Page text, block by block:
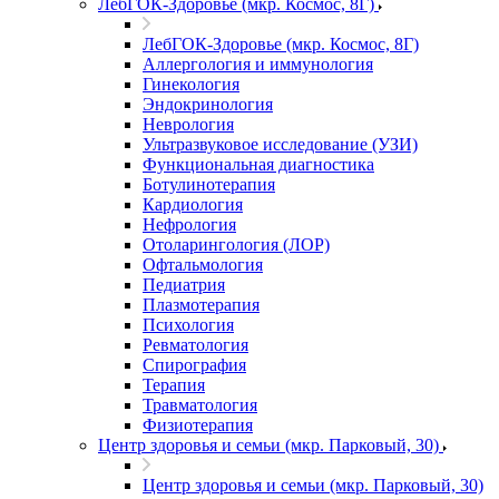
ЛебГОК-Здоровье (мкр. Космос, 8Г)
ЛебГОК-Здоровье (мкр. Космос, 8Г)
Аллергология и иммунология
Гинекология
Эндокринология
Неврология
Ультразвуковое исследование (УЗИ)
Функциональная диагностика
Ботулинотерапия
Кардиология
Нефрология
Отоларингология (ЛОР)
Офтальмология
Педиатрия
Плазмотерапия
Психология
Ревматология
Спирография
Терапия
Травматология
Физиотерапия
Центр здоровья и семьи (мкр. Парковый, 30)
Центр здоровья и семьи (мкр. Парковый, 30)